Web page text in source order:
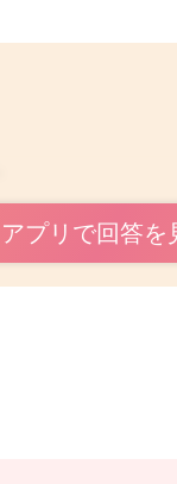
りがとうございます。
けで感染を起こし
すよ。
アプリで回答を